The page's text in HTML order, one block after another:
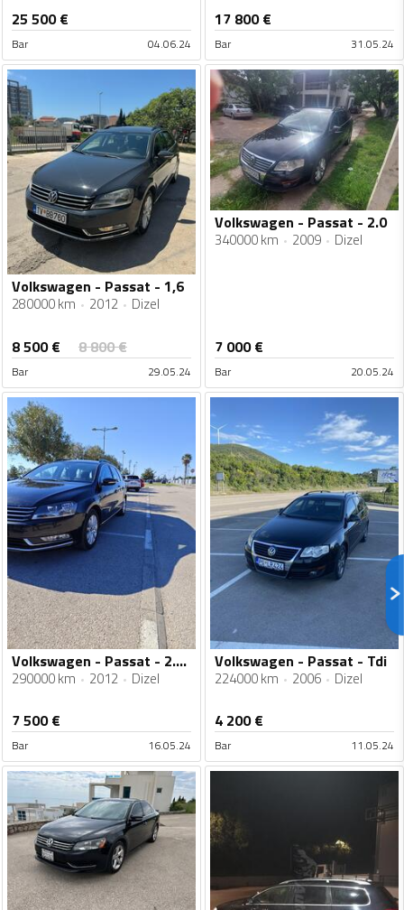
25 500€
Bar 04.06.24
17 800€
Bar 31.05.24
Volkswagen - Passat - 1,6
280000 km 2012 Dizel
8 500€ 8 800€
Bar 29.05.24
Volkswagen - Passat - 2.0
340000 km 2009 Dizel
7 000€
Bar 20.05.24
Volkswagen - Passat - 2.0 TDI
290000 km 2012 Dizel
7 500€
Bar 16.05.24
Volkswagen - Passat - Tdi
224000 km 2006 Dizel
4 200€
Bar 11.05.24